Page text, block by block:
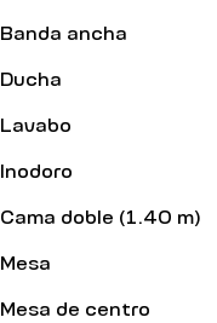
Banda ancha
Ducha
Lavabo
Inodoro
Cama doble (1.40 m)
Mesa
Mesa de centro